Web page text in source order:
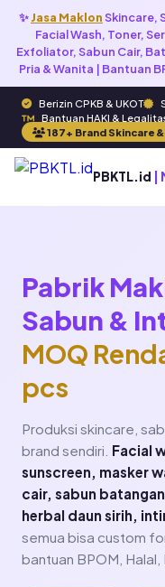
✨Jasa MaklonSkincare,
Facial Wash, Toner,
Exfoliator, Sabun Cair,
Pria & Wanita | Bantuan
Berizin CPKB & UKOT
Bantuan HAKI &
187+ Brand Skincare
PBKTL.id
Pabrik
Sabun &
MOQ
pcs
Produksi skincare,
brand sendiri. Facial
sunscreen, masker
cair, sabun
herbal daun sirih,
semua bisa custom
bantuan BPOM, Halal,